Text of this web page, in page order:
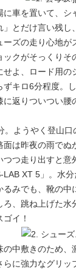
車を置いて、シ
とだけ言い残し
ーズの走り心地
ックがそっくりそ
せよ、ロード用
ずキロ6分程度。
返りついつい腰
ようやく登山口
面は昨夜の雨で
つつ走り出すと
LAB XT 5」。水
るみでも、靴の
ろ、跳ね上げた
イ！
中敷きのため、
に強力なグリッ